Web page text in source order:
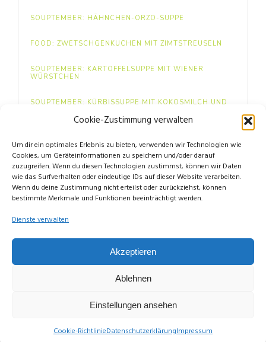
Cookie-Zustimmung verwalten
Um dir ein optimales Erlebnis zu bieten, verwenden wir Technologien wie
Cookies, um Geräteinformationen zu speichern und/oder darauf
zuzugreifen. Wenn du diesen Technologien zustimmst, können wir Daten
wie das Surfverhalten oder eindeutige IDs auf dieser Website verarbeiten.
Wenn du deine Zustimmung nicht erteilst oder zurückziehst, können
bestimmte Merkmale und Funktionen beeinträchtigt werden.
Dienste verwalten
Akzeptieren
Ablehnen
Einstellungen ansehen
Cookie-RichtlinieDatenschutzerklärungImpressum
SOUPTEMBER: HÄHNCHEN-ORZO-SUPPE
FOOD: ZWETSCHGENKUCHEN MIT ZIMTSTREUSELN
SOUPTEMBER: KARTOFFELSUPPE MIT WIENER
WÜRSTCHEN
SOUPTEMBER: KÜRBISSUPPE MIT KOKOSMILCH UND
© Copyright Limettengrün // Since 2015